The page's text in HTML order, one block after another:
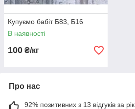
Купуємо бабіт Б83, Б16
В наявності
100 ₴/кг
Про нас
92% позитивних з 13 відгуків за рік